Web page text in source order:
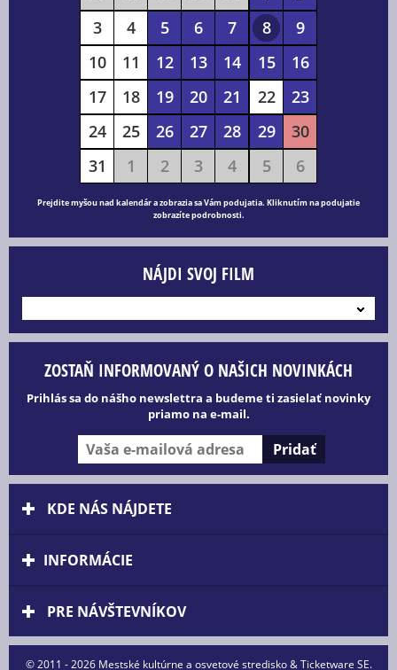
3
4 5 6 7 8
9
10
11 12 13 14 15
16
17
18 19 20 21 22
23
24
25 26 27 28 29
30
31
1 2 3 4 5 6
Prejdite myšou nad kalendár a zobrazia sa Vám podujatia. Kliknutím na podujatie
zobrazíte podrobnosti.
NÁJDI SVOJ FILM
ZOSTAŇ INFORMOVANÝ O NAŠICH NOVINKÁCH
Prihlás sa do nášho newslettra a budeme ti zasielať novinky
priamo na e-mail.
KDE NÁS NÁJDETE
INFORMÁCIE
PRE NÁVŠTEVNÍKOV
© 2011 - 2026 Mestské kultúrne a osvetové stredisko & Ticketware SE.